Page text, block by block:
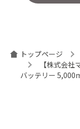
トップページ
【株式会
バッテリー